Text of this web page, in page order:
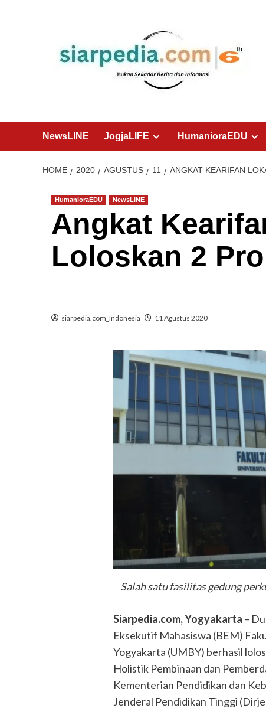
NewsLINE JogjaLIFE HumanioraEDU
HOME 2020 AGUSTUS 11 ANGKAT KEARIFAN
HumanioraEDU NewsLINE
Angkat
Loloskan 2
siarpedia.com_Indonesia 11 Agustus 2020
Salah satu fasilitas gedung
Siarpedia.com, Yogyakarta –
Eksekutif Mahasiswa (BEM)
Yogyakarta (UMBY) berhasil
Holistik Pembinaan dan
Kementerian Pendidikan dan
Jenderal Pendidikan Tinggi